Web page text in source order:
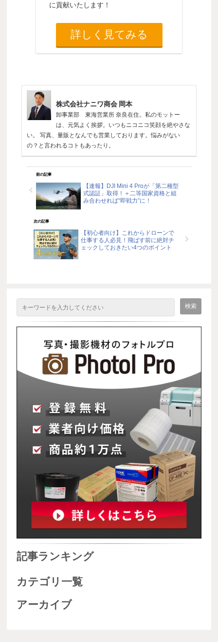
に貢献いたします！
詳しく見てみる
株式会社ナニワ商会 岡本
卸事業部 東海営業所 奈良在住。私のモットー
は、元気よく挨拶。いつもニコニコ笑顔を絶やさな
い。 写真、量販となんでも営業しております。悩みがない
の？と言われるコトもあったり。
前の記事
【速報】DJI Mini 4 Proが「第二種型
式認証」取得！＋二等国家資格と組
み合わせれば“即戦力”に！
次の記事
【初心者向け】これからドローンで
仕事する人必見！飛ばす前に絶対チ
ェックしておきたい4つのポイント
記事ランキング
カテゴリ一覧
アーカイブ